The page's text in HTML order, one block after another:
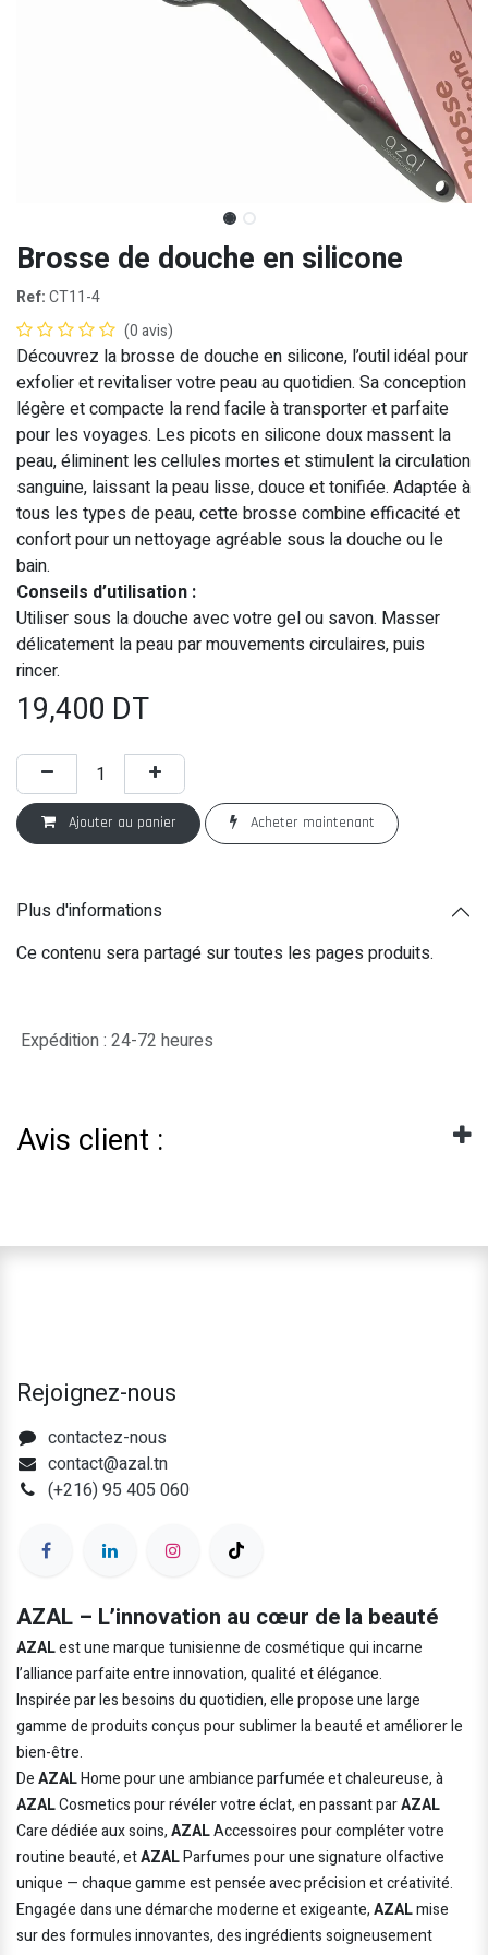
Brosse de douche en silicone
Ref:CT11-4
(0 avis)
Découvrez la brosse de douche en silicone, l’outil idéal pour
exfolier et revitaliser votre peau au quotidien. Sa conception
légère et compacte la rend facile à transporter et parfaite
pour les voyages. Les picots en silicone doux massent la
peau, éliminent les cellules mortes et stimulent la circulation
sanguine, laissant la peau lisse, douce et tonifiée. Adaptée à
tous les types de peau, cette brosse combine efficacité et
confort pour un nettoyage agréable sous la douche ou le
bain.
Conseils d’utilisation :
Utiliser sous la douche avec votre gel ou savon. Masser
délicatement la peau par mouvements circulaires, puis
rincer.
19,400 DT
Ajouter au panier Acheter maintenant
Plus d'informations
Ce contenu sera partagé sur toutes les pages produits.
Expédition : 24-72 heures
Avis client :
Rejoignez-nous
contactez-nous
contact@azal.tn
(+216) 95 405 060
AZAL – L’innovation au cœur de la beauté
AZALest une marque tunisienne de cosmétique qui incarne
l’alliance parfaite entre innovation, qualité et élégance.
Inspirée par les besoins du quotidien, elle propose une large
gamme de produits conçus pour sublimer la beauté et améliorer le
bien-être.
DeAZALHome pour une ambiance parfumée et chaleureuse, à
AZALCosmetics pour révéler votre éclat, en passant parAZAL
Care dédiée aux soins,AZALAccessoires pour compléter votre
routine beauté, etAZALParfumes pour une signature olfactive
unique — chaque gamme est pensée avec précision et créativité.
Engagée dans une démarche moderne et exigeante,AZALmise
sur des formules innovantes, des ingrédients soigneusement